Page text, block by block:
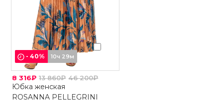
-40% 10ч 29м
8 316₽ 13 860₽ 46 200₽
Юбка женская
ROSANNA PELLEGRINI